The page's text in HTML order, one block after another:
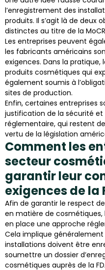
l’enregistrement des
produits. Il s’agit là de deux
distinctes au titre de la
Les entreprises peuvent
les fabricants américains
exigences. Dans la
produits cosmétiques qui
également soumis à
sites de production.
Enfin, certaines entreprises
justification de la sécurité
réglementaire, qui restent
vertu de la législation
Comment les
secteur
garantir leur
exigences de la
Afin de garantir le respect
en matière de
en place une approche
Cela implique
installations doivent être
soumettre un dossier
cosmétiques auprès de la